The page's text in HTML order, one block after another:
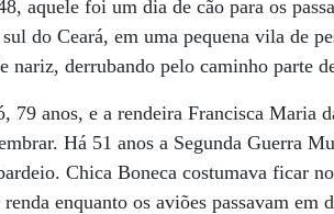
aquele foi um dia de cão para os
do Ceará, em uma pequena vila de
nariz, derrubando pelo caminho parte
anos, e a rendeira Francisca Maria
Há 51 anos a Segunda Guerra
Chica Boneca costumava ficar
enquanto os aviões passavam